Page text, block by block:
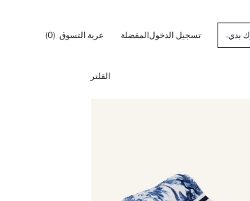
تسجيل الدخولالمفضلة عربة التسوق (0)
الفلتر